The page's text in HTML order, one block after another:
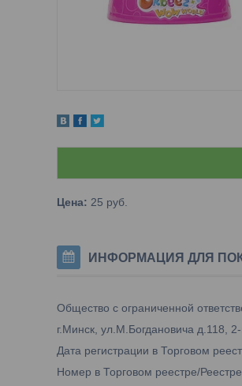
Цена: 25 руб.
ИНФОРМАЦИЯ ДЛЯ
Общество с ограниченной
г.Минск, ул.М.Богдановича д.118,
Дата регистрации в Торговом
Номер в Торговом реестре/